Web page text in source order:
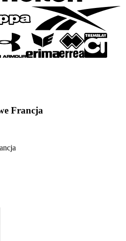
Francja